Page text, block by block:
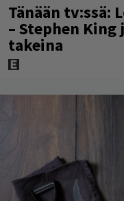
Tänään tv:ssä:
– Stephen King
takeina